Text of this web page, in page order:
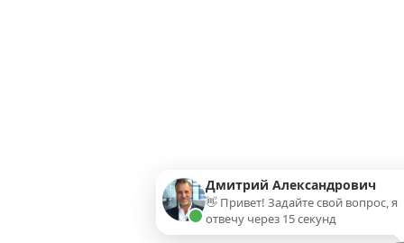
Дмитрий Александрович
👋 Привет! Задайте свой вопрос, я
отвечу через 15 секунд